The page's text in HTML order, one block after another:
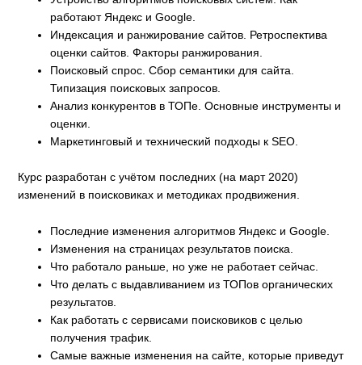
работают Яндекс и Google.
Индексация и ранжирование сайтов. Ретроспектива
оценки сайтов. Факторы ранжирования.
Поисковый спрос. Сбор семантики для сайта.
Типизация поисковых запросов.
Анализ конкурентов в ТОПе. Основные инструменты и
оценки.
Маркетинговый и технический подходы к SEO.
Курс разработан с учётом последних (на март 2020)
изменений в поисковиках и методиках продвижения.
Последние изменения алгоритмов Яндекс и Google.
Изменения на страницах результатов поиска.
Что работало раньше, но уже не работает сейчас.
Что делать с выдавливанием из ТОПов органических
результатов.
Как работать с сервисами поисковиков с целью
получения трафик.
Самые важные изменения на сайте, которые приведут